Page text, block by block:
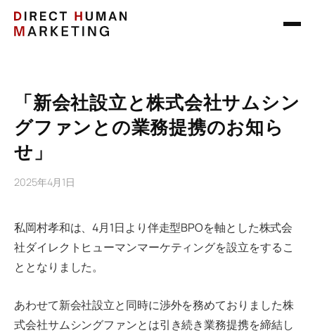
「新会社設立と株式会社サムシン
グファンとの業務提携のお知ら
せ」
2025年4月1日
私岡村孝和は、4月1日より伴走型BPOを軸とした株式会
社ダイレクトヒューマンマーケティングを設立をするこ
ととなりました。
あわせて新会社設立と同時に渉外を務めておりました株
式会社サムシングファンとは引き続き業務提携を締結し